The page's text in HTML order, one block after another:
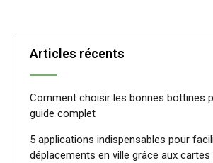
Articles récents
Comment choisir les bonnes bottines
guide complet
5 applications indispensables pour
déplacements en ville grâce aux